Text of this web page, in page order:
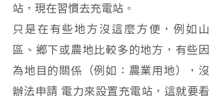
站，現在習慣去充電站。
只是在有些地方沒這麼方便，例如山
區、鄉下或農地比較多的地方，有些因
為地目的關係（例如：農業用地），沒
辦法申請 電力來設置充電站，這就要看